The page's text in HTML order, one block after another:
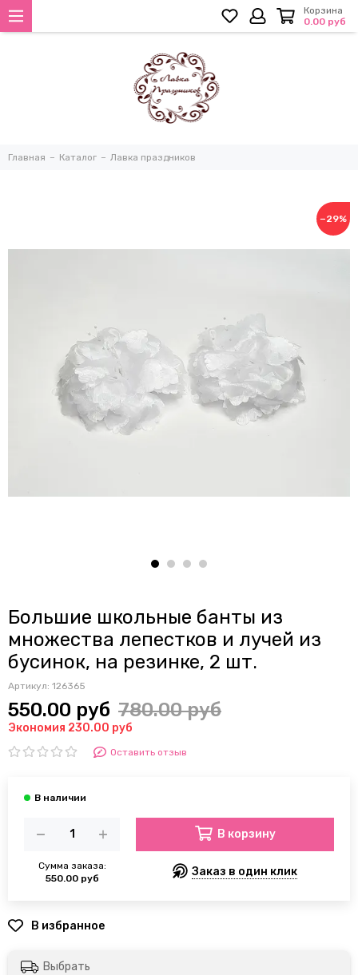
Корзина
0.00 руб
Главная Каталог Лавка праздников
−29%
Большие школьные банты из
множества лепестков и лучей из
бусинок, на резинке, 2 шт.
Артикул: 126365
550.00 руб 780.00 руб
Экономия 230.00 руб
Оставить отзыв
Сумма заказа:
550.00 руб
В корзину
Заказ в один клик
Выбрать